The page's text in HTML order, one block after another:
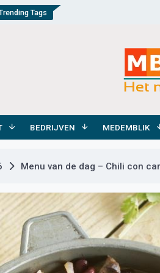
Tags
BEDRIJVEN MEDEMBLIK
Menu van de dag – Chili con